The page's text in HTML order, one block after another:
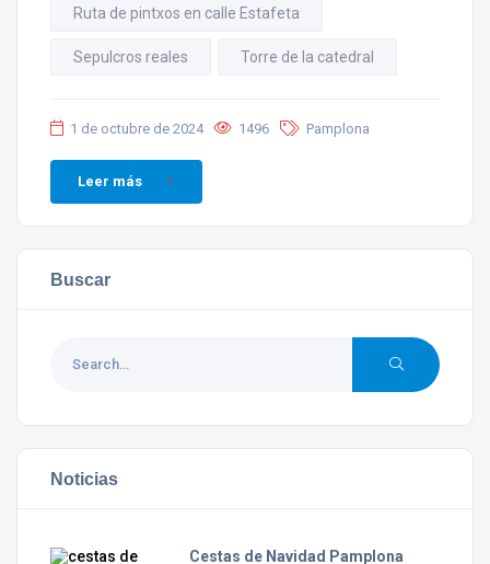
Ruta de pintxos en calle Estafeta
Sepulcros reales Torre de la catedral
1 de octubre de 2024 1496 Pamplona
Leer más
Buscar
Noticias
Cestas de Navidad Pamplona